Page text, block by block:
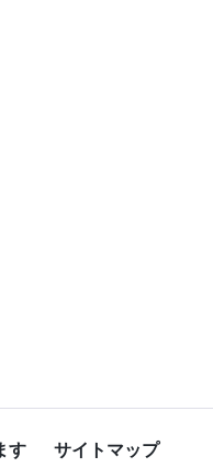
す サイトマップ